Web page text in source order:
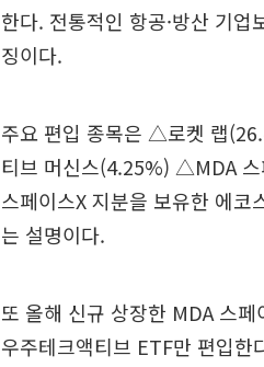
한다. 전통적인 항공·방산 기
징이다.
주요 편입 종목은 △로켓 랩
티브 머신스(4.25%) △MDA
스페이스X 지분을 보유한 에
는 설명이다.
또 올해 신규 상장한 MDA 스
우주테크액티브 ETF만 편입한